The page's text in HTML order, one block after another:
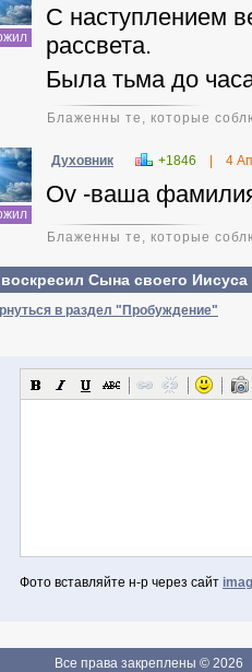
С наступлением
рассвета.
Была тьма до
Блаженны те, которые
Духовник +1846 4
Ov -ваша
Блаженны те, которые
Сына своего Иисуса
в раздел "Пробуждение"
Фото вставляйте н-р через сайт
Если Вы зарегистрированы
Все права закреплены © 2026